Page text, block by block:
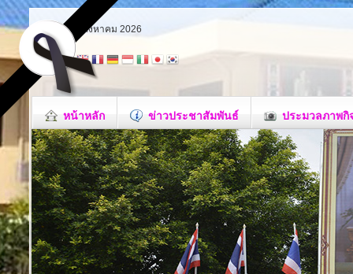
อาทิตย์ 9 สิงหาคม 2026
หน้าหลัก ข่าวประชาสัมพันธ์ ประมวลภาพกิ